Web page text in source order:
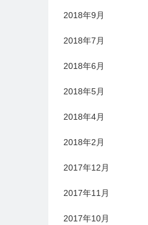
2018年9月
2018年7月
2018年6月
2018年5月
2018年4月
2018年2月
2017年12月
2017年11月
2017年10月